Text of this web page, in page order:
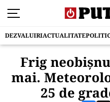
DEZVALUIRIACTUALITATE
Frig
mai.
25 de